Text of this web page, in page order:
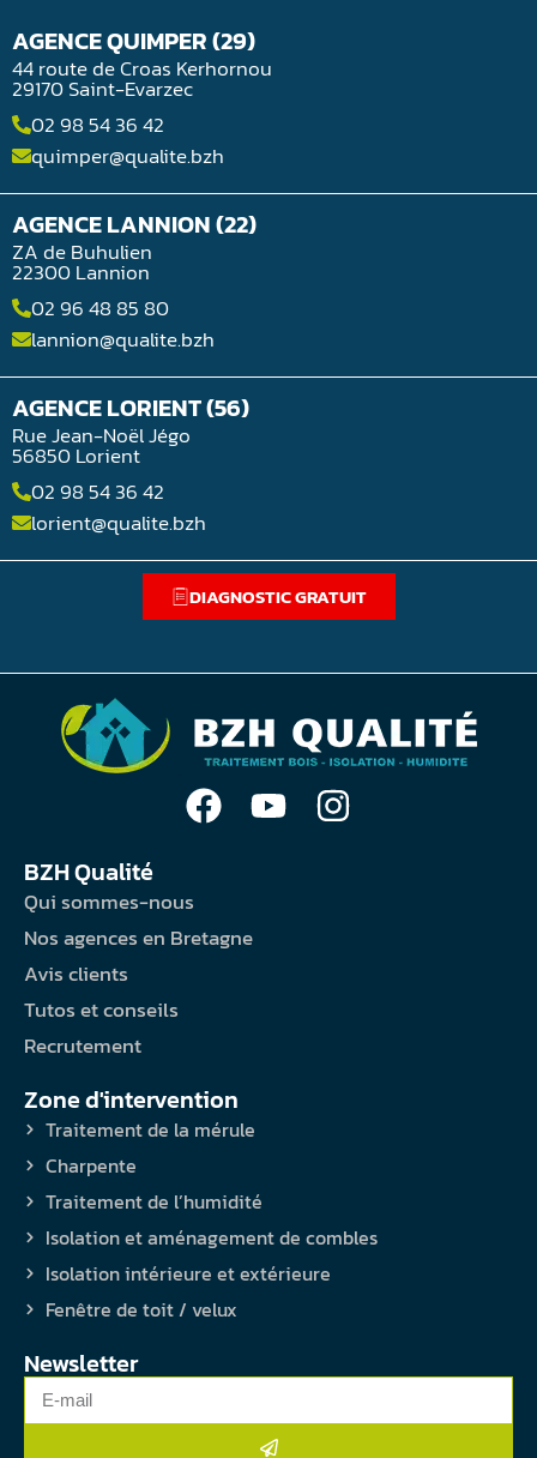
AGENCE QUIMPER (29)
44 route de Croas Kerhornou
29170 Saint-Evarzec
02 98 54 36 42
quimper@qualite.bzh
AGENCE LANNION (22)
ZA de Buhulien
22300 Lannion
02 96 48 85 80
lannion@qualite.bzh
AGENCE LORIENT (56)
Rue Jean-Noël Jégo
56850 Lorient
02 98 54 36 42
lorient@qualite.bzh
DIAGNOSTIC GRATUIT
BZH Qualité
Qui sommes-nous
Nos agences en Bretagne
Avis clients
Tutos et conseils
Recrutement
Zone d'intervention
Traitement de la mérule
Charpente
Traitement de l’humidité
Isolation et aménagement de combles
Isolation intérieure et extérieure
Fenêtre de toit / velux
Newsletter